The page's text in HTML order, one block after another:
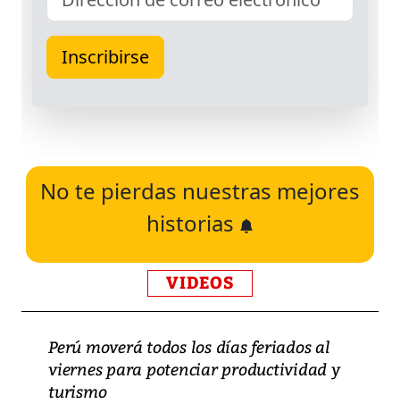
No te pierdas nuestras mejores
historias
VIDEOS
Perú moverá todos los días feriados al
viernes para potenciar productividad y
turismo